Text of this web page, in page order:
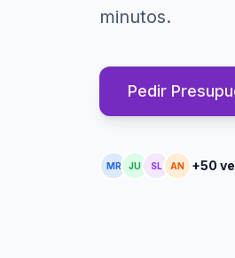
minutos.
Pedir
MR JU SL AN +50